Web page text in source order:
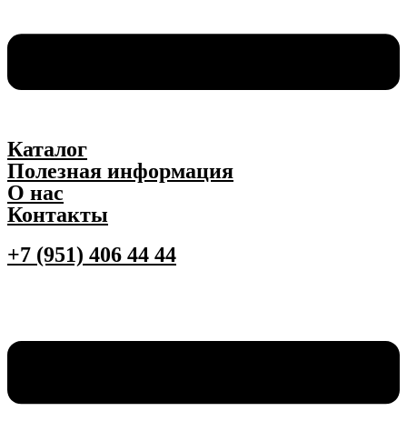
Каталог
Полезная информация
О нас
Контакты
+7 (951) 406 44 44